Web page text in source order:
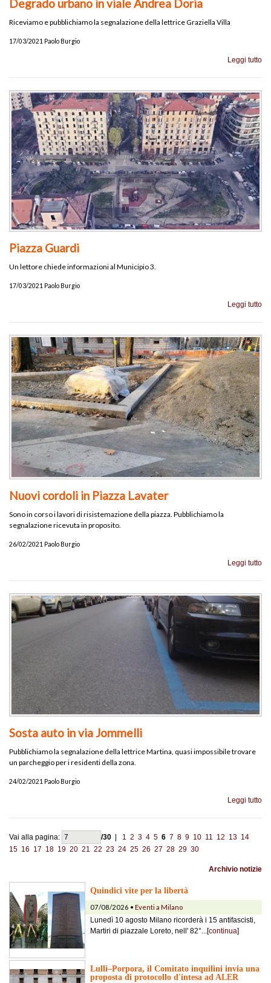
Degrado urbano in viale Andrea Doria
Riceviamo e pubblichiamo la segnalazione della lettrice Graziella Villa
17/03/2021 Paolo Burgio
Leggi tutto
Piazza Guardi
Un lettore chiede informazioni al Municipio 3.
17/03/2021 Paolo Burgio
Leggi tutto
Nuovi cordoli in Piazza Lavater
Sono in corso i lavori di risistemazione della piazza. Pubblichiamo la
segnalazione ricevuta in proposito.
26/02/2021 Paolo Burgio
Leggi tutto
Sosta auto in via Jommelli
Pubblichiamo la segnalazione della lettrice Martina, quasi impossibile trovare
un parcheggio per i residenti della zona.
24/02/2021 Paolo Burgio
Leggi tutto
Vai alla pagina: /30 1 2 3 4 5 6 7 8 9 10 11 12 13 14
15 16 17 18 19 20 21 22 23 24 25 26 27 28 29 30
Archivio notizie
Quindici vite per la libertà
07/08/2026 • Eventi a Milano
Lunedì 10 agosto Milano ricorderà i 15 antifascisti,
Martiri di piazzale Loreto, nell' 82°...[continua]
Lulli–Porpora, il Comitato inquilini invia una
proposta di protocollo d'intesa ad ALER